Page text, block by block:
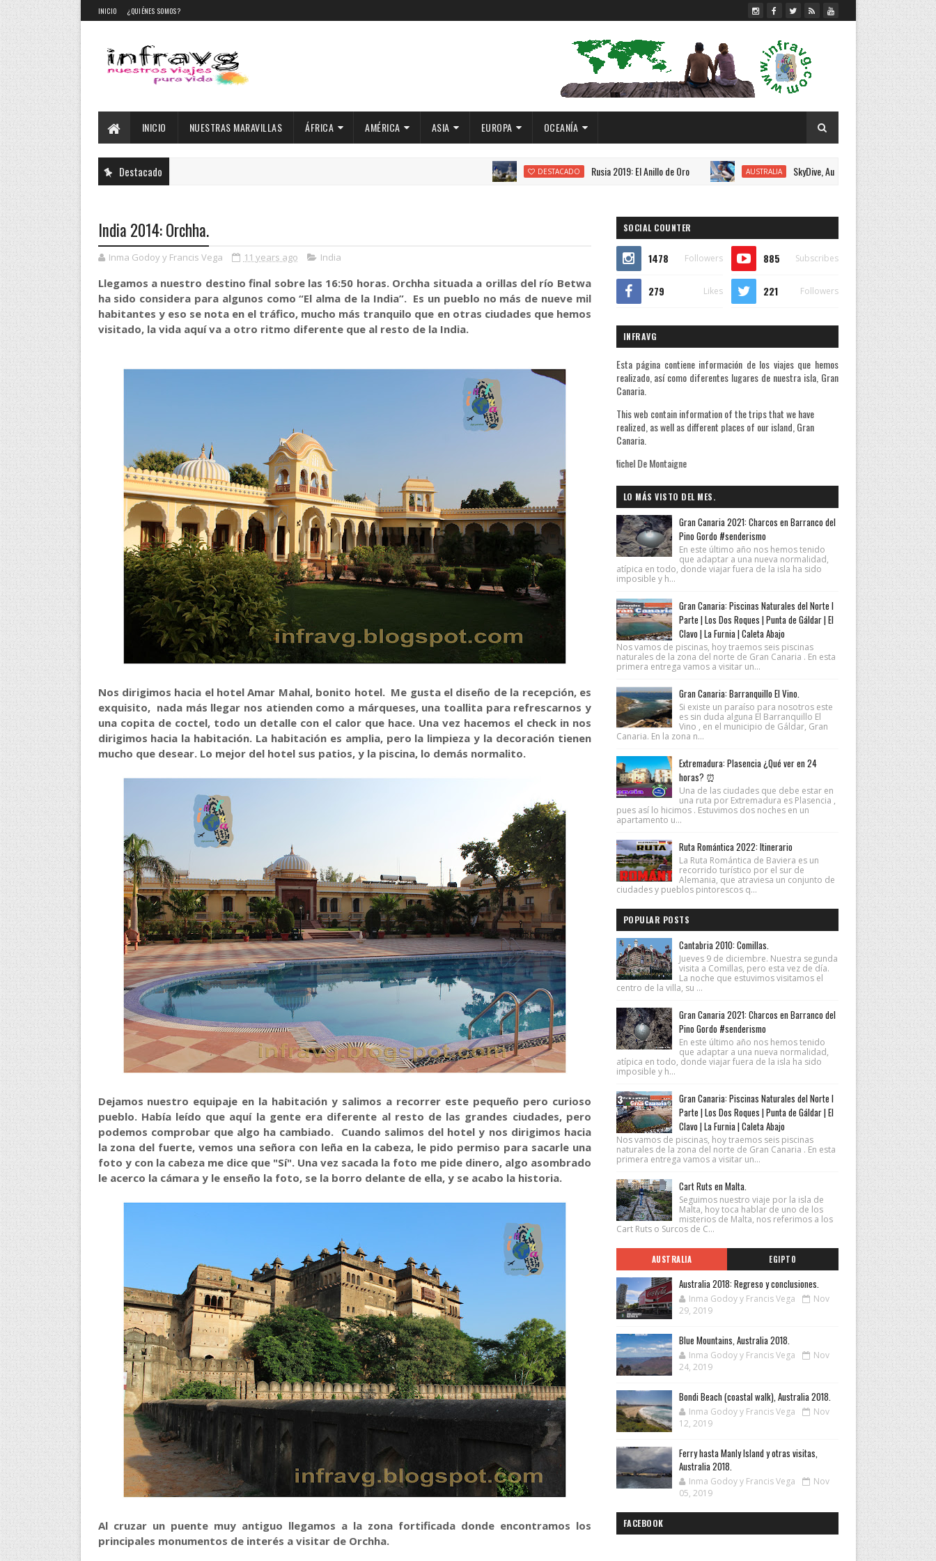
INICIO ¿QUIÉNES SOMOS?
INICIO NUESTRAS MARAVILLAS ÁFRICA AMÉRICA ASIA EUROPA OCEANÍA
Destacado DESTACADO Rusia 2019: El Anillo de Oro AUSTRALIA SkyDive, Australia 2018. AUSTRALIA La
India 2014: Orchha.
Inma Godoy y Francis Vega 11 years ago India
Llegamos a nuestro destino final sobre las 16:50 horas. Orchha situada a orillas del río Betwa
ha sido considera para algunos como “El alma de la India”. Es un pueblo no más de nueve mil
habitantes y eso se nota en el tráfico, mucho más tranquilo que en otras ciudades que hemos
visitado, la vida aquí va a otro ritmo diferente que al resto de la India.
Nos dirigimos hacia el hotel Amar Mahal, bonito hotel. Me gusta el diseño de la recepción, es
exquisito, nada más llegar nos atienden como a márqueses, una toallita para refrescarnos y
una copita de coctel, todo un detalle con el calor que hace. Una vez hacemos el check in nos
dirigimos hacia la habitación. La habitación es amplia, pero la limpieza y la decoración tienen
mucho que desear. Lo mejor del hotel sus patios, y la piscina, lo demás normalito.
Dejamos nuestro equipaje en la habitación y salimos a recorrer este pequeño pero curioso
pueblo. Había leído que aquí la gente era diferente al resto de las grandes ciudades, pero
podemos comprobar que algo ha cambiado. Cuando salimos del hotel y nos dirigimos hacia
la zona del fuerte, vemos una señora con leña en la cabeza, le pido permiso para sacarle una
foto y con la cabeza me dice que "Sí". Una vez sacada la foto me pide dinero, algo asombrado
le acerco la cámara y le enseño la foto, se la borro delante de ella, y se acabo la historia.
Al cruzar un puente muy antiguo llegamos a la zona fortificada donde encontramos los
principales monumentos de interés a visitar de Orchha.
SOCIAL COUNTER
1478 Followers 885 Subscribes
279 Likes 221 Followers
INFRAVG
Esta página contiene información de los viajes que hemos
realizado, así como diferentes lugares de nuestra isla, Gran
Canaria.
This web contain information of the trips that we have
realized, as well as different places of our island, Gran
Canaria.
A quienes me preguntan la razón de mis viajes les contesto que sé bien de qué huyo pero ignoro lo que busco. De Michel De Montaigne
LO MÁS VISTO DEL MES.
Gran Canaria 2021: Charcos en Barranco del
Pino Gordo #senderismo
En este último año nos hemos tenido
que adaptar a una nueva normalidad,
atípica en todo, donde viajar fuera de la isla ha sido
imposible y h...
Gran Canaria: Piscinas Naturales del Norte I
Parte | Los Dos Roques | Punta de Gáldar | El
Clavo | La Furnia | Caleta Abajo
Nos vamos de piscinas, hoy traemos seis piscinas
naturales de la zona del norte de Gran Canaria . En esta
primera entrega vamos a visitar un...
Gran Canaria: Barranquillo El Vino.
Si existe un paraíso para nosotros este
es sin duda alguna El Barranquillo El
Vino , en el municipio de Gáldar, Gran
Canaria. En la zona n...
Extremadura: Plasencia ¿Qué ver en 24
horas? ⏰
Una de las ciudades que debe estar en
una ruta por Extremadura es Plasencia ,
pues así lo hicimos . Estuvimos dos noches en un
apartamento u...
Ruta Romántica 2022: Itinerario
La Ruta Romántica de Baviera es un
recorrido turístico por el sur de
Alemania, que atraviesa un conjunto de
ciudades y pueblos pintorescos q...
POPULAR POSTS
Cantabria 2010: Comillas.
Jueves 9 de diciembre. Nuestra segunda
visita a Comillas, pero esta vez de día.
La noche que estuvimos visitamos el
centro de la villa, su ...
Gran Canaria 2021: Charcos en Barranco del
Pino Gordo #senderismo
En este último año nos hemos tenido
que adaptar a una nueva normalidad,
atípica en todo, donde viajar fuera de la isla ha sido
imposible y h...
Gran Canaria: Piscinas Naturales del Norte I
Parte | Los Dos Roques | Punta de Gáldar | El
Clavo | La Furnia | Caleta Abajo
Nos vamos de piscinas, hoy traemos seis piscinas
naturales de la zona del norte de Gran Canaria . En esta
primera entrega vamos a visitar un...
Cart Ruts en Malta.
Seguimos nuestro viaje por la isla de
Malta, hoy toca hablar de uno de los
misterios de Malta, nos referimos a los
Cart Ruts o Surcos de C...
AUSTRALIA EGIPTO
Australia 2018: Regreso y conclusiones.
Inma Godoy y Francis Vega
Nov
29, 2019
Blue Mountains, Australia 2018.
Inma Godoy y Francis Vega
Nov
24, 2019
Bondi Beach (coastal walk), Australia 2018.
Inma Godoy y Francis Vega
Nov
12, 2019
Ferry hasta Manly Island y otras visitas,
Australia 2018.
Inma Godoy y Francis Vega
Nov
05, 2019
FACEBOOK